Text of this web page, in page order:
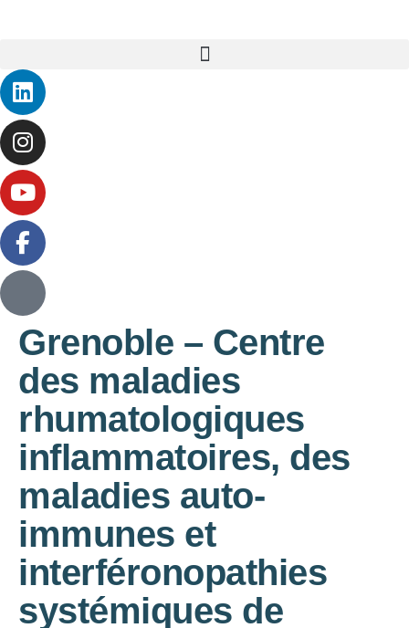
Grenoble – Centre
des maladies
rhumatologiques
inflammatoires, des
maladies auto-
immunes et
interféronopathies
systémiques de